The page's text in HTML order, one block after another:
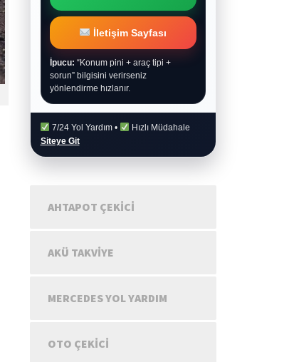
İletişim Sayfası
İpucu: “Konum pini + araç tipi +
sorun” bilgisini verirseniz
yönlendirme hızlanır.
7/24 Yol Yardım •
Hızlı Müdahale
Siteye Git
AHTAPOT ÇEKICI
AKÜ TAKVIYE
MERCEDES YOL YARDIM
OTO ÇEKICI